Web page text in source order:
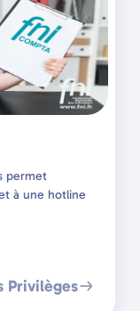
permet
à une hotline
Privilèges